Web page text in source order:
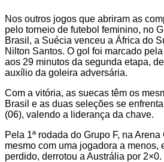
Nos outros jogos que abriram as
pelo torneio de futebol feminino, no
Brasil, a Suécia venceu a África do
Nilton Santos. O gol foi marcado
aos 29 minutos da segunda etapa,
auxílio da goleira adversária.
Com a vitória, as suecas têm os
Brasil e as duas seleções se
(06), valendo a liderança da chave.
Pela 1ª rodada do Grupo F, na
mesmo com uma jogadora a menos,
perdido, derrotou a Austrália por 2×0.